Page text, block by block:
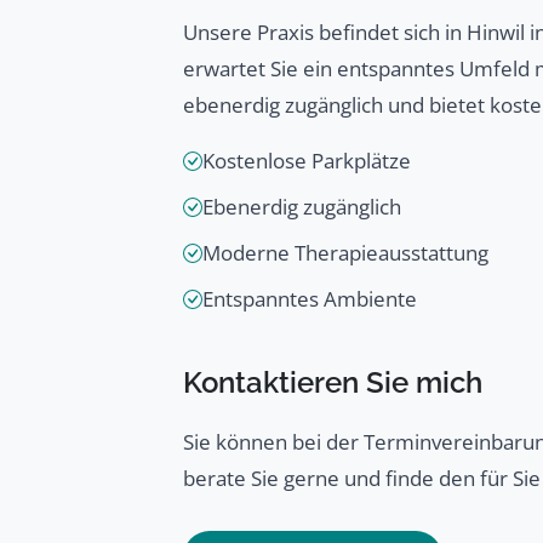
Unsere Praxis befindet sich in Hinwil
erwartet Sie ein entspanntes Umfeld
ebenerdig zugänglich und bietet
Kostenlose Parkplätze
Ebenerdig zugänglich
Moderne Therapieausstattung
Entspanntes Ambiente
Kontaktieren Sie mich
Sie können bei der
berate Sie gerne und finde den für